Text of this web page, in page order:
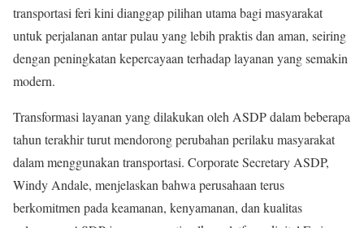
transportasi feri kini dianggap pilihan utama bagi masyarakat
untuk perjalanan antar pulau yang lebih praktis dan aman, seiring
dengan peningkatan kepercayaan terhadap layanan yang semakin
modern.
Transformasi layanan yang dilakukan oleh ASDP dalam beberapa
tahun terakhir turut mendorong perubahan perilaku masyarakat
dalam menggunakan transportasi. Corporate Secretary ASDP,
Windy Andale, menjelaskan bahwa perusahaan terus
berkomitmen pada keamanan, kenyamanan, dan kualitas